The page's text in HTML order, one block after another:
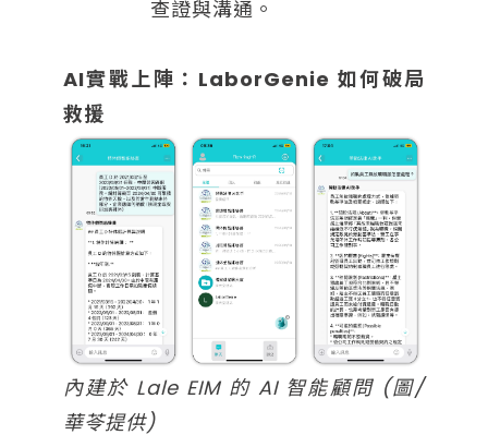
查證與溝通。
AI實戰上陣：LaborGenie 如何破局
救援
內建於 Lale EIM 的 AI 智能顧問 (圖/
華苓提供)